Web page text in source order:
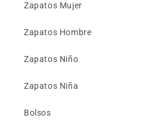
Zapatos Mujer
Zapatos Hombre
Zapatos Niño
Zapatos Niña
Bolsos